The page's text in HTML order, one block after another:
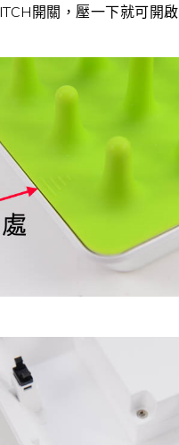
開關，壓一下就可開啟